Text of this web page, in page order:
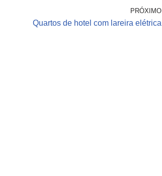
PRÓXIMO
Quartos de hotel com lareira elétrica